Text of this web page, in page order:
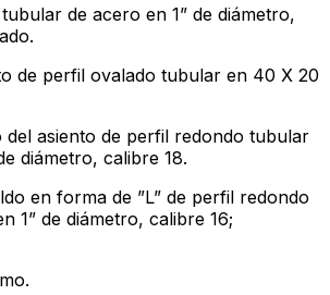
de acero en 1” de diámetro,
de perfil ovalado tubular en 40 X 20
del asiento de perfil redondo tubular
diámetro, calibre 18.
en forma de ”L” de perfil redondo
1” de diámetro, calibre 16;